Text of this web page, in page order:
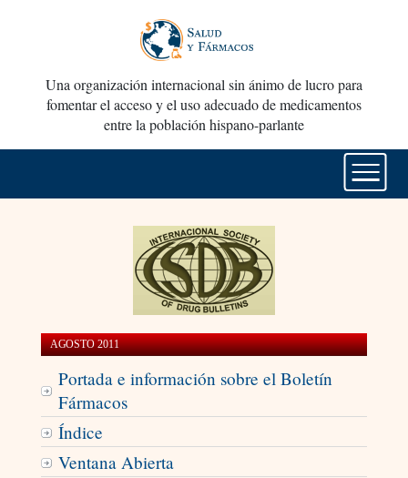
Una organización internacional sin ánimo de lucro para
fomentar el acceso y el uso adecuado de medicamentos
entre la población hispano-parlante
AGOSTO 2011
Portada e información sobre el Boletín
Fármacos
Índice
Ventana Abierta